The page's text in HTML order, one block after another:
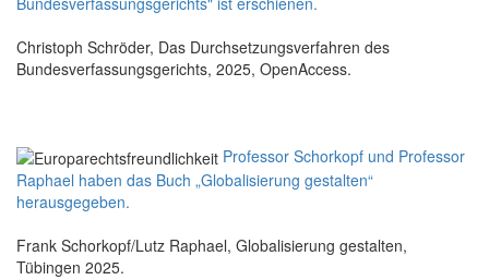
Christoph Schröder, Das Durchsetzungsverfahren des
Bundesverfassungsgerichts, 2025, OpenAccess.
Professor Schorkopf und Professor
Raphael haben das Buch „Globalisierung gestalten“
herausgegeben.
Frank Schorkopf/Lutz Raphael, Globalisierung gestalten,
Tübingen 2025.